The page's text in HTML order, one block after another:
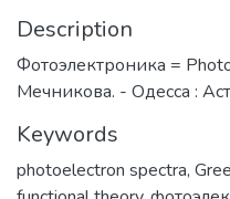
Description
Фотоэлектроника =
Мечникова. - Одесса :
Keywords
photoelectron spectra,